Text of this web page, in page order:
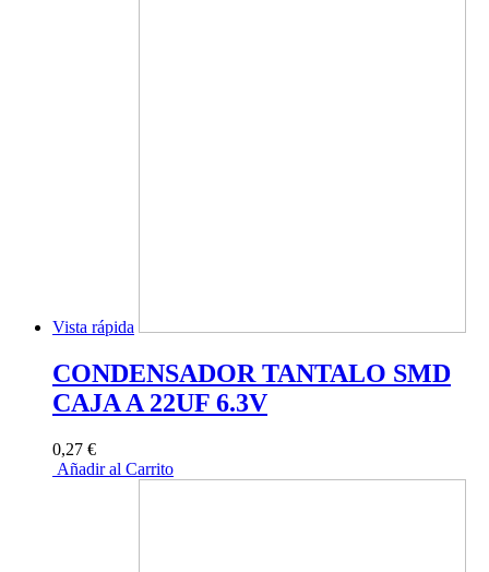
Vista rápida
CONDENSADOR TANTALO SMD
CAJA A 22UF 6.3V
0,27 €
Añadir al Carrito